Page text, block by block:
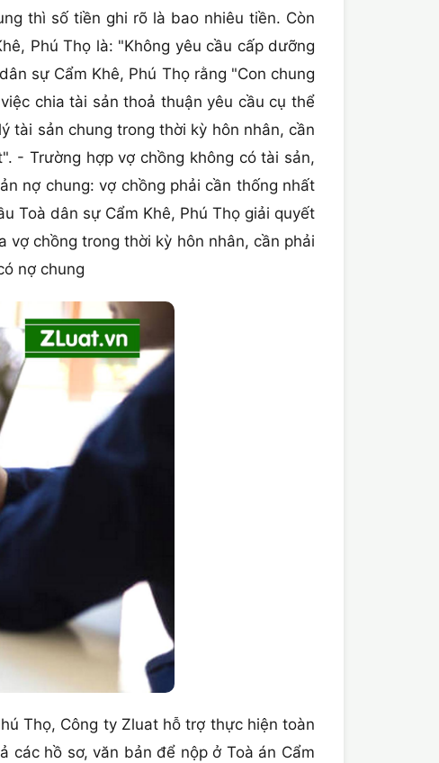
thì số tiền ghi rõ là bao nhiêu tiền. Còn
Phú Thọ là: "Không yêu cầu cấp dưỡng
sự Cẩm Khê, Phú Thọ rằng "Con chung
chia tài sản thoả thuận yêu cầu cụ thể
tài sản chung trong thời kỳ hôn nhân, cần
- Trường hợp vợ chồng không có tài sản,
nợ chung: vợ chồng phải cần thống nhất
Toà dân sự Cẩm Khê, Phú Thọ giải quyết
vợ chồng trong thời kỳ hôn nhân, cần phải
nợ chung
Thọ, Công ty Zluat hỗ trợ thực hiện toàn
hồ sơ, văn bản để nộp ở Toà án Cẩm